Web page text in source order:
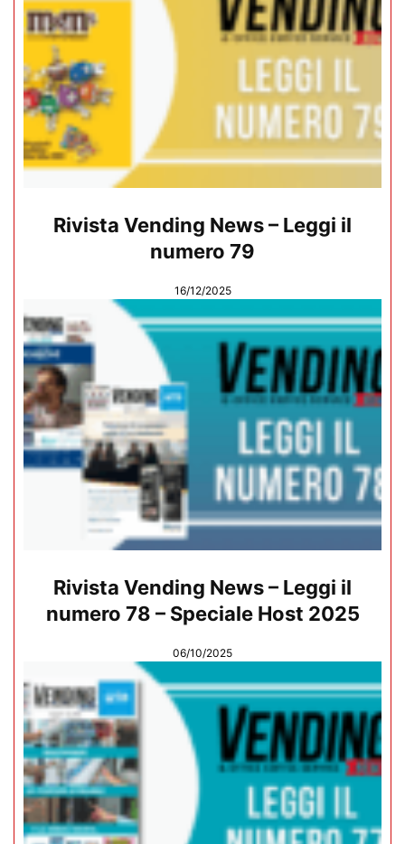
Rivista Vending News – Leggi il
numero 79
16/12/2025
Rivista Vending News – Leggi il
numero 78 – Speciale Host 2025
06/10/2025